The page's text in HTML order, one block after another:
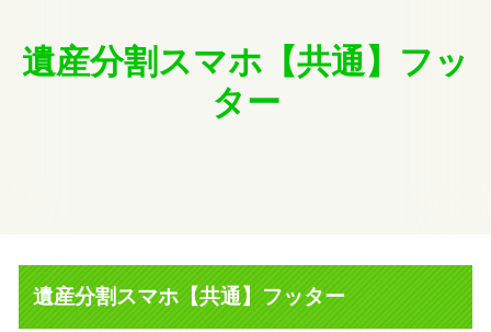
遺産分割スマホ【共通】フッ
ター
遺産分割スマホ【共通】フッター